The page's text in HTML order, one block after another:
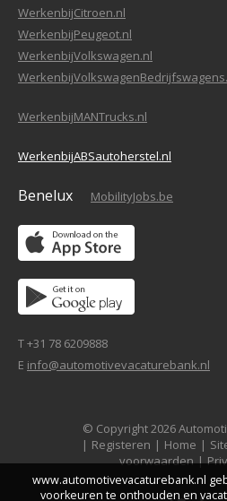
WerkenbijCitroen.nl
WerkenbijPeugeot.nl
WerkenbijVolkswagen.nl
WerkenbijMANTrucks.nl
WerkenbijABSautoherstel.nl
Benelux MobilityJobs.be
T +31 78 6209888
E info@automotivevacaturebank.nl
© Copyright 2026
| Registeren | Home |
voorwaarden |
www.automotivevacaturebank.nl
voorkeuren te onthouden en